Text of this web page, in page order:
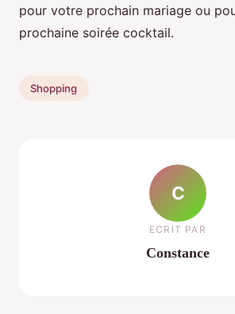
pour votre prochain mariage ou
prochaine soirée cocktail.
Shopping
C
ECRIT PAR
Constance